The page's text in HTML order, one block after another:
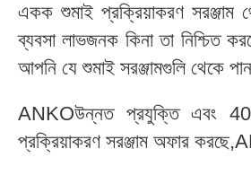
একক শুমাই প্রক্রিয়াকরণ সরঞ্জাম
ব্যবসা লাভজনক কিনা তা নিশ্চিত
আপনি যে শুমাই সরঞ্জামগুলি থেকে
ANKOউন্নত প্রযুক্তি এবং 40
প্রক্রিয়াকরণ সরঞ্জাম অফার